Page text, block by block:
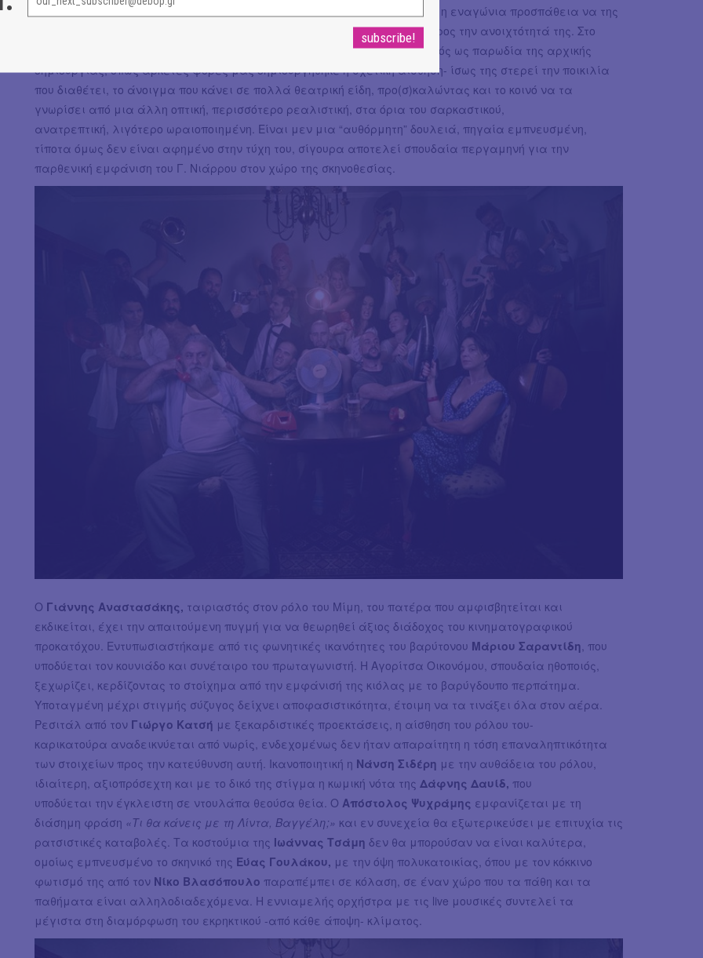
μεταξύ τους, δεν προκρίνεται κάποιο σε βάρος άλλου, ούτε διακρίνεται η εναγώνια προσπάθεια να της
αποδοθεί μια ταυτότητα μόνο, που προφανώς και θα την περιόριζε ως προς την ανοιχτότητά της. Στο
-αν δεν λειτουργεί και αυτός ως παρωδία της αρχικής
δημιουργίας, όπως αρκετές φορές μας δημιουργήθηκε η σχετική αίσθηση- ίσως της στερεί την ποικιλία
που διαθέτει, το άνοιγμα που κάνει σε πολλά θεατρική είδη, προ(σ)καλώντας και το κοινό να τα
γνωρίσει από μια άλλη οπτική, περισσότερο ρεαλιστική, στα όρια του σαρκαστικού,
ανατρεπτική, λιγότερο ωραιοποιημένη. Είναι μεν μια “αυθόρμητη” δουλειά, πηγαία εμπνευσμένη,
τίποτα όμως δεν είναι αφημένο στην τύχη του, σίγουρα αποτελεί σπουδαία περγαμηνή για την
παρθενική εμφάνιση του Γ. Νιάρρου στον χώρο της σκηνοθεσίας.
Ο Γιάννης Αναστασάκης, ταιριαστός στον ρόλο του Μίμη, του πατέρα που αμφισβητείται και
εκδικείται, έχει την απαιτούμενη πυγμή για να θεωρηθεί άξιος διάδοχος του κινηματογραφικού
προκατόχου. Εντυπωσιαστήκαμε από τις φωνητικές ικανότητες του βαρύτονου Μάριου Σαραντίδη , που
υποδύεται τον κουνιάδο και συνέταιρο του πρωταγωνιστή. Η Αγορίτσα Οικονόμου, σπουδαία ηθοποιός,
ξεχωρίζει, κερδίζοντας το στοίχημα από την εμφάνισή της κιόλας με το βαρύγδουπο περπάτημα.
Υποταγμένη μέχρι στιγμής σύζυγος δείχνει αποφασιστικότητα, έτοιμη να τα τινάξει όλα στον αέρα.
Ρεσιτάλ από τον Γιώργο Κατσή με ξεκαρδιστικές προεκτάσεις, η αίσθηση του ρόλου του-
καρικατούρα αναδεικνύεται από νωρίς, ενδεχομένως δεν ήταν απαραίτητη η τόση επαναληπτικότητα
των στοιχείων προς την κατεύθυνση αυτή. Ικανοποιητική η Νάνση Σιδέρη με την αυθάδεια του ρόλου,
ιδιαίτερη, αξιοπρόσεχτη και με το δικό της στίγμα η κωμική νότα της Δάφνης Δαυίδ, που
υποδύεται την έγκλειστη σε ντουλάπα θεούσα θεία. Ο Απόστολος Ψυχράμης εμφανίζεται με τη
διάσημη φράση «Τι θα κάνεις με τη Λίντα, Βαγγέλη;» και εν συνεχεία θα εξωτερικεύσει με επιτυχία τις
ρατσιστικές καταβολές. Τα κοστούμια της Ιωάννας Τσάμη δεν θα μπορούσαν να είναι καλύτερα,
ομοίως εμπνευσμένο το σκηνικό της Εύας Γουλάκου, με την όψη πολυκατοικίας, όπου με τον κόκκινο
φωτισμό της από τον Νίκο Βλασόπουλο παραπέμπει σε κόλαση, σε έναν χώρο που τα πάθη και τα
παθήματα είναι αλληλοδιαδεχόμενα. Η εννιαμελής ορχήστρα με τις live μουσικές συντελεί τα
μέγιστα στη διαμόρφωση του εκρηκτικού -από κάθε άποψη- κλίματος.